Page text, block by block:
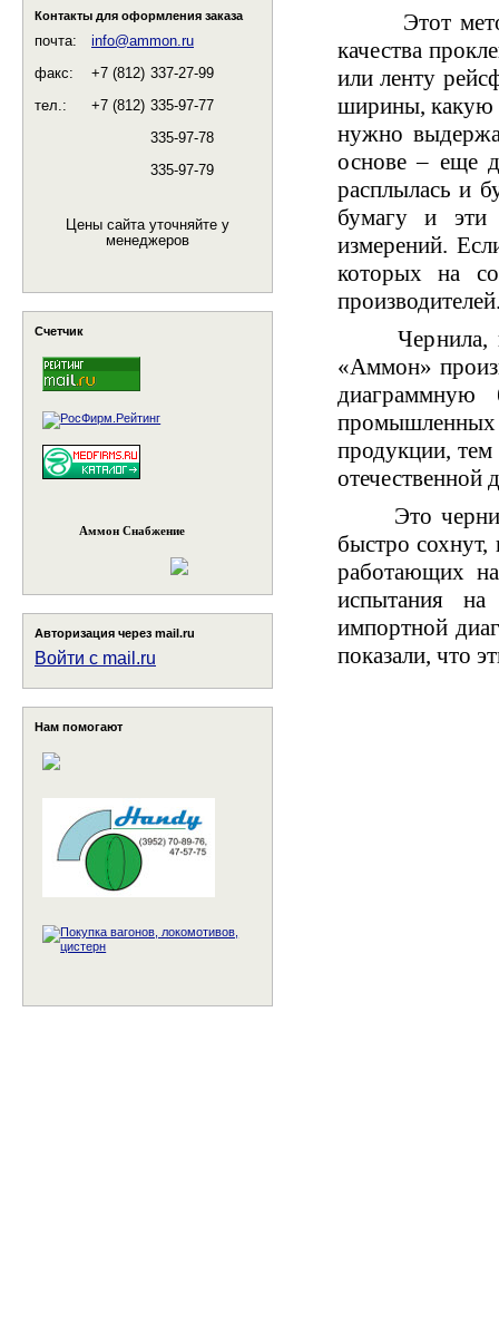
Контакты для оформления заказа
почта:
info@ammon.ru
факс:
+7 (812) 337-27-99
тел.:
+7 (812) 335-97-77
335-97-78
335-97-79
Цены сайта уточняйте у
менеджеров
Счетчик
Аммон Снабжение
Авторизация через mail.ru
Войти с mail.ru
Нам помогают
Этот метод
качества
или ленту
ширины, какую
нужно
основе – еще
расплылась и
бумагу и эти
измерений.
которых на
Чернила,
«Аммон»
диаграммную
промышленных
продукции,
отечественной
Это чернила
быстро
работающих
испытания
импортной
показали, что